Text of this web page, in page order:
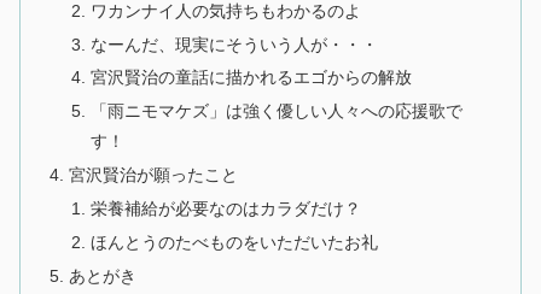
ワカンナイ人の気持ちもわかるのよ
なーんだ、現実にそういう人が・・・
宮沢賢治の童話に描かれるエゴからの解放
「雨ニモマケズ」は強く優しい人々への応援歌で
す！
宮沢賢治が願ったこと
栄養補給が必要なのはカラダだけ？
ほんとうのたべものをいただいたお礼
あとがき